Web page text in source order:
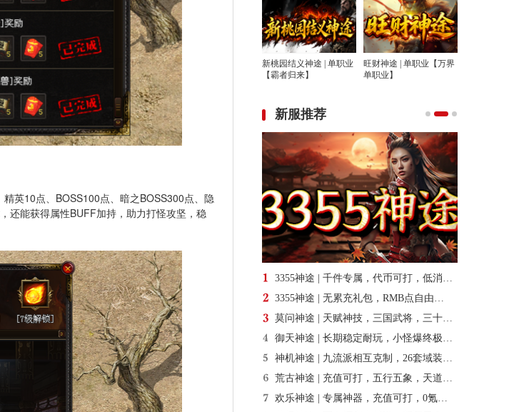
英10点、BOSS100点、暗之BOSS300点、隐
还能获得属性BUFF加持，助力打怪攻坚，稳
新桃园结义神途 | 单职业
【霸者归来】
旺财神途 | 单职业【万界
单职业】
新服推荐
3355神途 | 千件专属，代币可打，低消耐玩，追梦飞剑
3355神途 | 无累充礼包，RMB点自由回收，自动鉴定
莫问神途 | 天赋神技，三国武将，三十六计，散人打宝
御天神途 | 长期稳定耐玩，小怪爆终极，所有装备全靠打
神机神途 | 九流派相互克制，26套域装随意搭配
荒古神途 | 充值可打，五行五象，天道专属
欢乐神途 | 专属神器，充值可打，0氪满级，时间为王